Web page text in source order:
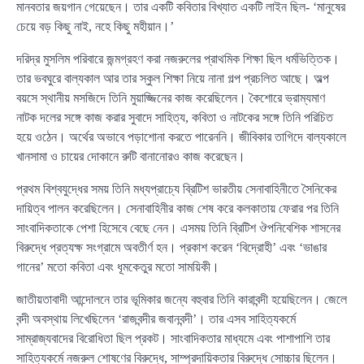
মানবতার জয়গান গেয়েছেন। তার একটি কবিতার বিখ্যাত একটি লাইন ছিল- ‘মানুষের
চেয়ে বড় কিছু নাই, নহে কিছু মহীয়ান।’
দরিদ্র মুসলিম পরিবারে জন্মগ্রহণ করা নজরুলের প্রাথমিক শিক্ষা ছিল ধর্মভিত্তিক।
তার ভবঘুরে বাল্যকাল আর তার স্কুল শিক্ষা নিয়ে নানা গল্প প্রচলিত আছে। অল্প
বয়সে স্থানীয় মসজিদে তিনি মুয়াজ্জিনের কাজ করেছিলেন। কৈশোরে ভ্রাম্যমাণ
নাটক দলের সঙ্গে কাজ করার সুবাদে সাহিত্য, কবিতা ও নাটকের সঙ্গে তিনি পরিচিত
হয়ে ওঠেন। অর্থের অভাবে পড়াশোনা করতে পারেননি। জীবিকার তাগিদে বাল্যকালে
খানসামা ও চায়ের দোকানে রুটি বানানোরও কাজ করেছেন।
প্রথম বিশ্বযুদ্ধের সময় তিনি মধ্যপ্রাচ্যে ব্রিটিশ ভারতীয় সেনাবাহিনীতে সৈনিকের
দায়িত্ব পালন করেছিলেন। সেনাবাহিনীর কাজ শেষ করে কলকাতায় ফেরার পর তিনি
সাংবাদিকতাকে পেশা হিসেবে বেছে নেন। এসময় তিনি ব্রিটিশ ঔপনিবেশিক শাসনের
বিরুদ্ধে প্রত্যক্ষ সংগ্রামে অবতীর্ণ হন। প্রকাশ করেন ‘বিদ্রোহী’ এবং ‘ভাঙার
গানের’ মতো কবিতা এবং ধূমকেতুর মতো সাময়িকী।
জাতীয়তাবাদী আন্দোলনে তার ভূমিকার জন্যে বহুবার তিনি কারাবন্দী হয়েছিলেন। জেলে
বন্দী অবস্থায় লিখেছিলেন ‘রাজবন্দীর জবানবন্দী’। তার এসব সাহিত্যকর্মে
সাম্রাজ্যবাদের বিরোধিতা ছিল প্রকট। সাংবাদিকতার মাধ্যমে এবং পাশাপাশি তার
সাহিত্যকর্মে নজরুল শোষণের বিরুদ্ধে, সাম্প্রদায়িকতার বিরুদ্ধে সোচ্চার ছিলেন।